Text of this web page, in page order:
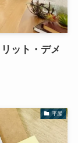
ット・デメ
平屋